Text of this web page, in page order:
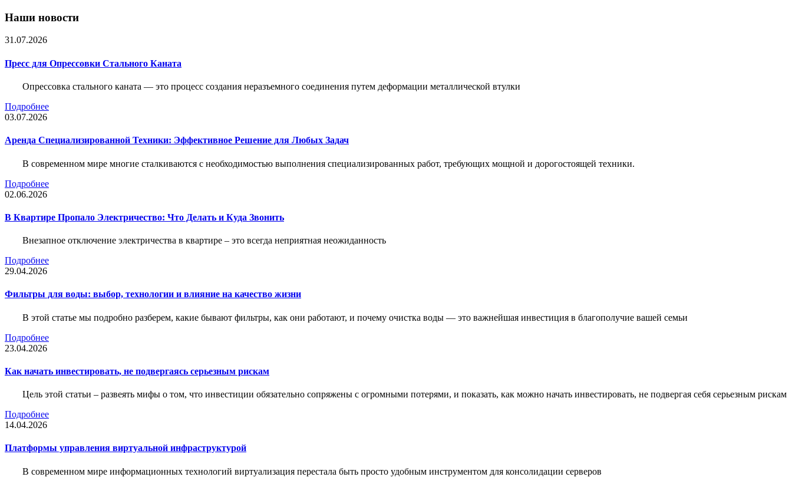
Наши новости
31.07.2026
Пресс для Опрессовки Стального Каната
Опрессовка стального каната — это процесс создания неразъемного соединения путем деформации металлической втулки
Подробнее
03.07.2026
Аренда Специализированной Техники: Эффективное Решение для Любых Задач
В современном мире многие сталкиваются с необходимостью выполнения специализированных работ, требующих мощной и дорогостоящей техники.
Подробнее
02.06.2026
В Квартире Пропало Электричество: Что Делать и Куда Звонить
Внезапное отключение электричества в квартире – это всегда неприятная неожиданность
Подробнее
29.04.2026
Фильтры для воды: выбор, технологии и влияние на качество жизни
В этой статье мы подробно разберем, какие бывают фильтры, как они работают, и почему очистка воды — это важнейшая инвестиция в благополучие вашей семьи
Подробнее
23.04.2026
Как начать инвестировать, не подвергаясь серьезным рискам
Цель этой статьи – развеять мифы о том, что инвестиции обязательно сопряжены с огромными потерями, и показать, как можно начать инвестировать, не подвергая себя серьезным рискам
Подробнее
14.04.2026
Платформы управления виртуальной инфраструктурой
В современном мире информационных технологий виртуализация перестала быть просто удобным инструментом для консолидации серверов